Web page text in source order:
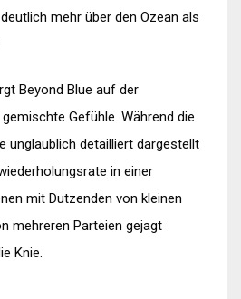
mehr über den Ozean als
Beyond Blue auf der
Gefühle. Während die
unglaublich detailliert dargestellt
in einer
mit Dutzenden von kleinen
mehreren Parteien gejagt
Knie.